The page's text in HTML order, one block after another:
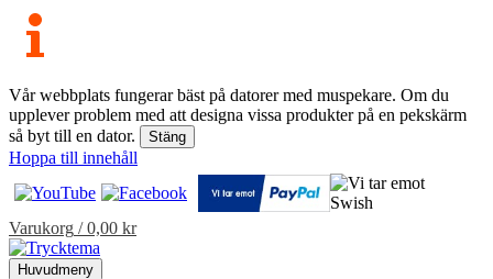
Vår webbplats fungerar bäst på datorer med muspekare. Om du
upplever problem med att designa vissa produkter på en pekskärm
så byt till en dator.
Stäng
Hoppa till innehåll
Varukorg /0,00 kr
Huvudmeny